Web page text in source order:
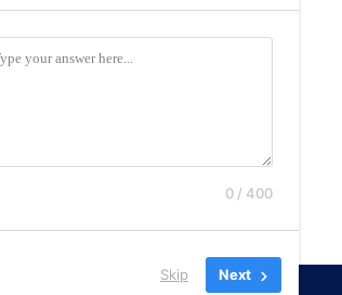
度！スカイチケット完全ガイド｜航
バス・レンタカー・フェリーを賢く
0 / 400
Skip Next